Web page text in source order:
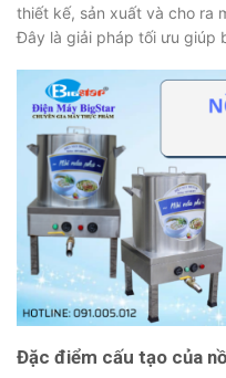
thiết kế, sản xuất và cho ra
Đây là giải pháp tối ưu giúp
Đặc điểm cấu tạo của